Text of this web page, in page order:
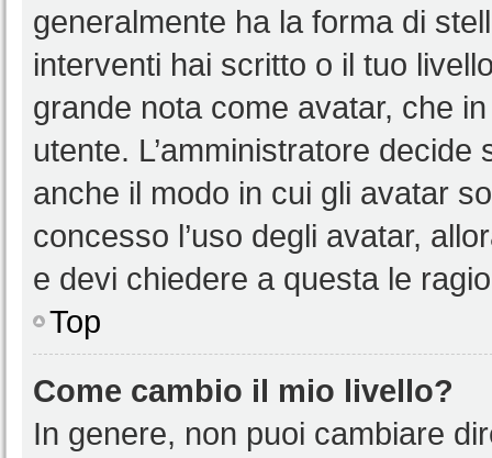
generalmente ha la forma di
interventi hai scritto o il tuo
grande nota come avatar, che
utente. L’amministratore
anche il modo in cui gli avatar
concesso l’uso degli avatar,
e devi chiedere a questa le
Top
Come cambio il mio livello?
In genere, non puoi cambiare